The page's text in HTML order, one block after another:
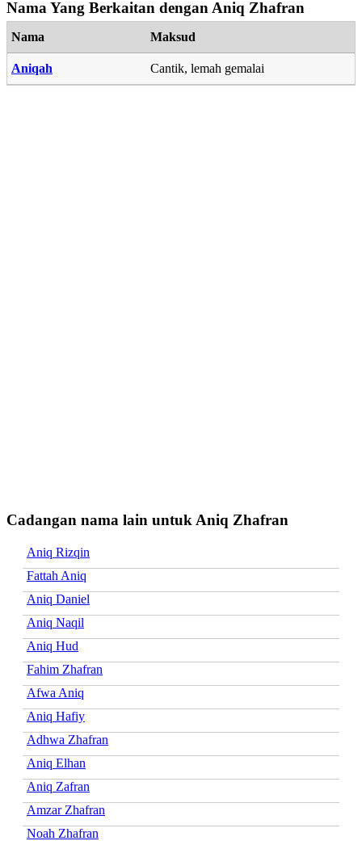
Nama Yang Berkaitan dengan Aniq Zhafran
Nama Maksud
Aniqah Cantik, lemah gemalai
Cadangan nama lain untuk Aniq Zhafran
Aniq Rizqin
Fattah Aniq
Aniq Daniel
Aniq Naqil
Aniq Hud
Fahim Zhafran
Afwa Aniq
Aniq Hafiy
Adhwa Zhafran
Aniq Elhan
Aniq Zafran
Amzar Zhafran
Noah Zhafran